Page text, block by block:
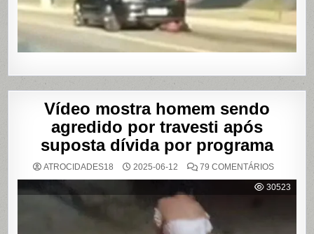
SHOWS
SÃO
PAULO
Vídeo mostra homem sendo
agredido por travesti após
suposta dívida por programa
ATROCIDADES18 2025-06-12 79 COMENTÁRIOSEM
MOSTRA
HOMEM
30523